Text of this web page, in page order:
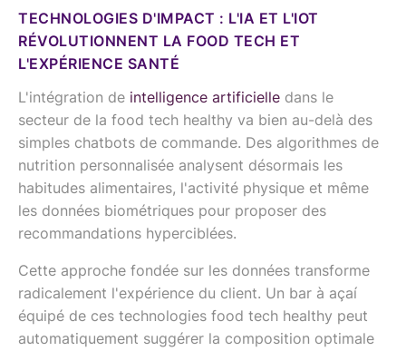
TECHNOLOGIES D'IMPACT : L'IA ET L'IOT
RÉVOLUTIONNENT LA FOOD TECH ET
L'EXPÉRIENCE SANTÉ
L'intégration de intelligence artificielle dans le
secteur de la food tech healthy va bien au-delà des
simples chatbots de commande. Des algorithmes de
nutrition personnalisée analysent désormais les
habitudes alimentaires, l'activité physique et même
les données biométriques pour proposer des
recommandations hyperciblées.
Cette approche fondée sur les données transforme
radicalement l'expérience du client. Un bar à açaí
équipé de ces technologies food tech healthy peut
automatiquement suggérer la composition optimale